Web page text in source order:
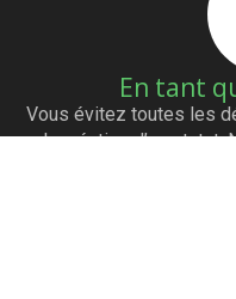
En tant
Vous évitez toutes les
la création d’un